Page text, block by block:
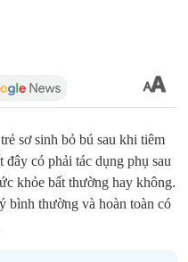
sơ sinh bỏ bú sau khi tiêm
có phải tác dụng phụ sau
khỏe bất thường hay không.
bình thường và hoàn toàn có